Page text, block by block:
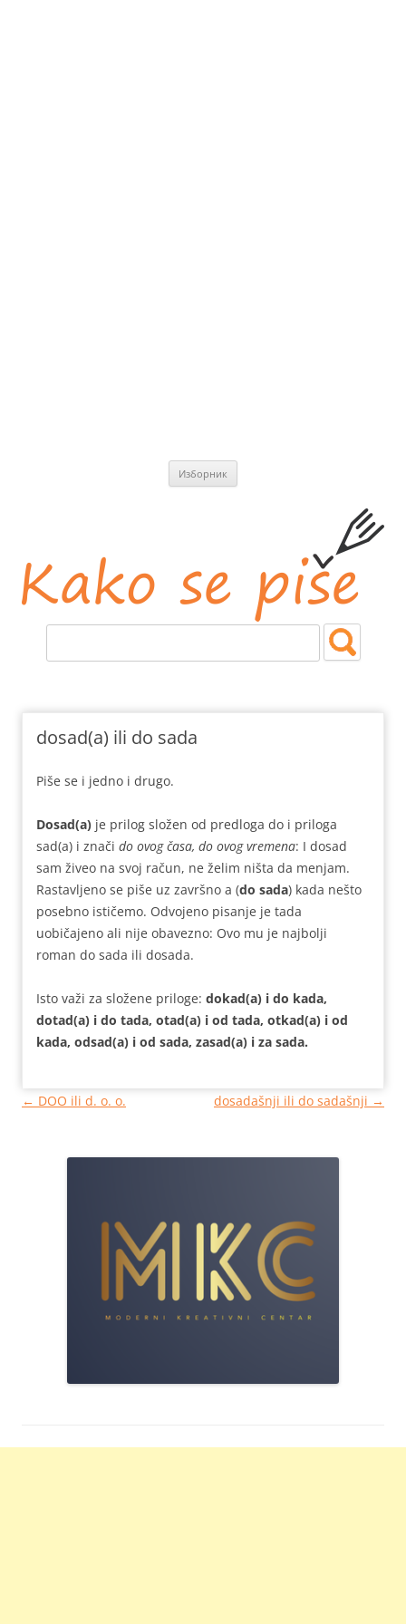
Изборник
dosad(a) ili do sada
Piše se i jedno i drugo.
Dosad(a) je prilog složen od predloga do i priloga
sad(a) i znači do ovog časa, do ovog vremena: I dosad
sam živeo na svoj račun, ne želim ništa da menjam.
Rastavljeno se piše uz završno a (do sada) kada nešto
posebno ističemo. Odvojeno pisanje je tada
uobičajeno ali nije obavezno: Ovo mu je najbolji
roman do sada ili dosada.
Isto važi za složene priloge: dokad(a) i do kada,
dotad(a) i do tada, otad(a) i od tada, otkad(a) i od
kada, odsad(a) i od sada, zasad(a) i za sada.
Кретање
← DOO ili d. o. o. dosadašnji ili do sadašnji →